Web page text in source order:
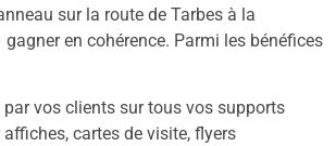
sur la route de Tarbes à la
en cohérence. Parmi les bénéfices
par vos clients sur tous vos supports
cartes de visite, flyers